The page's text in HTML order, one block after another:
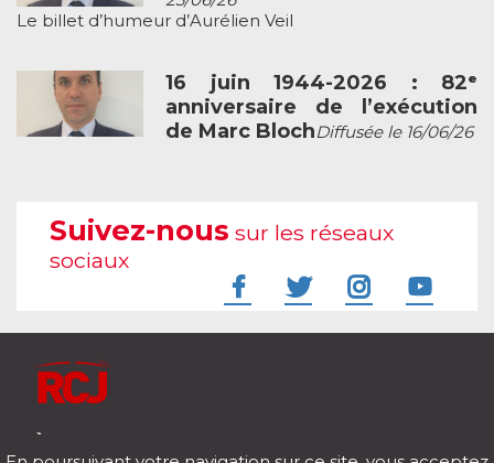
Le billet d’humeur d’Aurélien Veil
16 juin 1944-2026 : 82ᵉ
anniversaire de l’exécution
de Marc BlochDiffusée le 16/06/26
Suivez-nous sur les réseaux
sociaux